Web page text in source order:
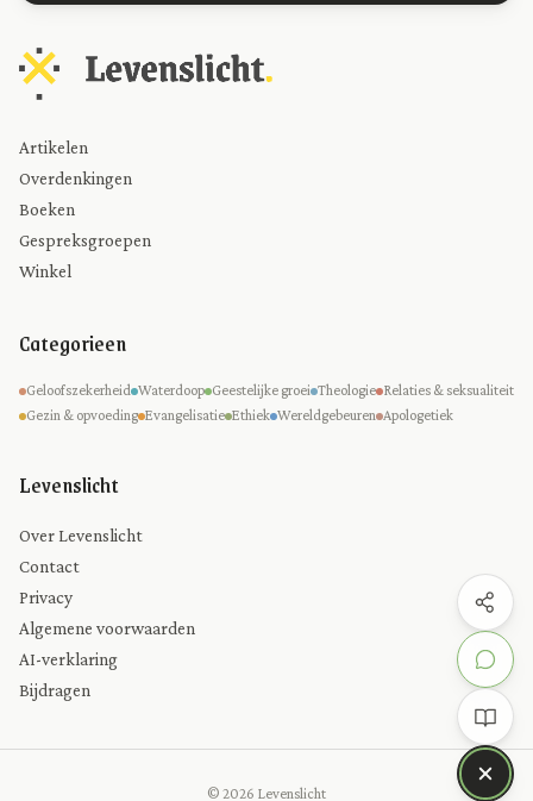
Artikelen
Overdenkingen
Boeken
Gespreksgroepen
Winkel
Categorieen
Geloofszekerheid Waterdoop Geestelijke groei Theologie Relaties & seksualiteit
Gezin & opvoeding Evangelisatie Ethiek Wereldgebeuren Apologetiek
Levenslicht
Over Levenslicht
Contact
Privacy
Algemene voorwaarden
AI-verklaring
Bijdragen
© 2026 Levenslicht